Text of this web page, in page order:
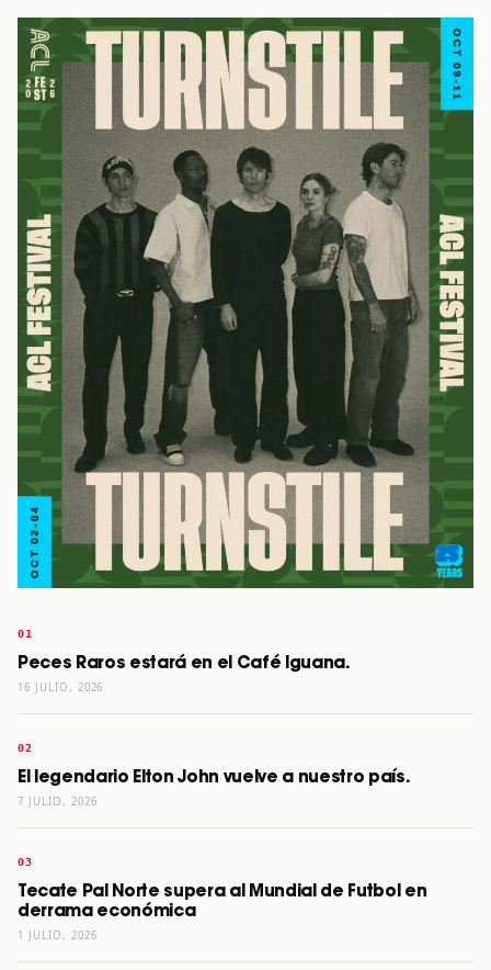
Peces Raros estará en el Café Iguana.
16 JULIO, 2026
El legendario Elton John vuelve a nuestro país.
7 JULIO, 2026
Tecate Pal Norte supera al Mundial de Futbol en
derrama económica
1 JULIO, 2026